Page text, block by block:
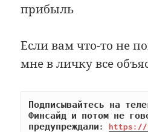
прибыль
Если вам что-то не
мне в личку все
Подписывайтесь на
Финсайд и потом не
предупреждали: https://